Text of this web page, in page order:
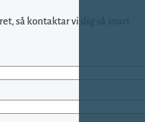
så kontaktar vi dig så snart